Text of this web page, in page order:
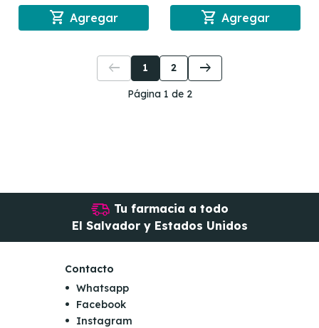
shopping_cart Agregar shopping_cart Agregar
Página 1 de 2
arrow_left_alt 1 2 arrow_right_alt
Tu farmacia a todo
El Salvador y Estados Unidos
Contacto
Whatsapp
Facebook
Instagram